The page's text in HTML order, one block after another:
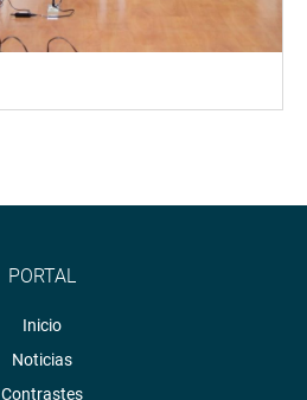
PORTAL
Inicio
Noticias
Contrastes